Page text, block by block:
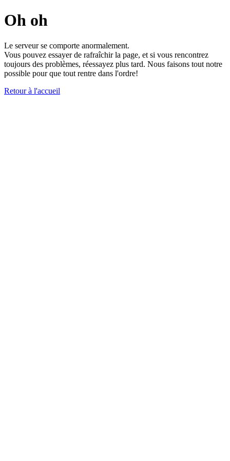
Oh oh
Le serveur se comporte anormalement.
Vous pouvez essayer de rafraîchir la page, et si vous rencontrez
toujours des problèmes, réessayez plus tard. Nous faisons tout notre
possible pour que tout rentre dans l'ordre!
Retour à l'accueil